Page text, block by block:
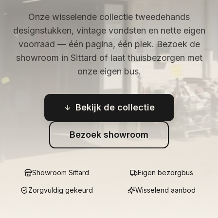
Onze wisselende collectie tweedehands
designstukken, vintage vondsten en nette eigen
voorraad — één pagina, één plek. Bezoek de
showroom in Sittard of laat thuisbezorgen met
onze eigen bus.
Bekijk de collectie
Bezoek showroom
Showroom Sittard Eigen bezorgbus
Zorgvuldig gekeurd Wisselend aanbod